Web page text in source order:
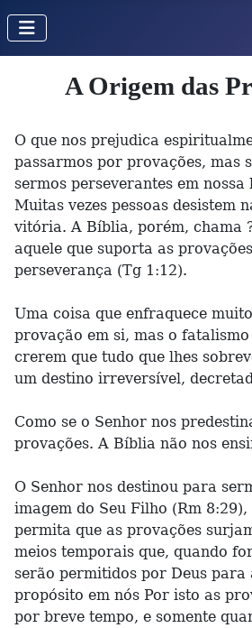
A Origem das
O que nos prejudica
passarmos por provações, mas
sermos perseverantes em
Muitas vezes pessoas desistem
vitória. A Bíblia, porém, chama
aquele que suporta as
perseverança (Tg 1:12).
Uma coisa que enfraquece
provação em si, mas o fatalismo
crerem que tudo que lhes
um destino irreversível,
Como se o Senhor nos
provações. A Bíblia não nos
O Senhor nos destinou para
imagem do Seu Filho (Rm
permita que as provações
meios temporais que, quando
serão permitidos por Deus para
propósito em nós Por isto as
por breve tempo, e somente